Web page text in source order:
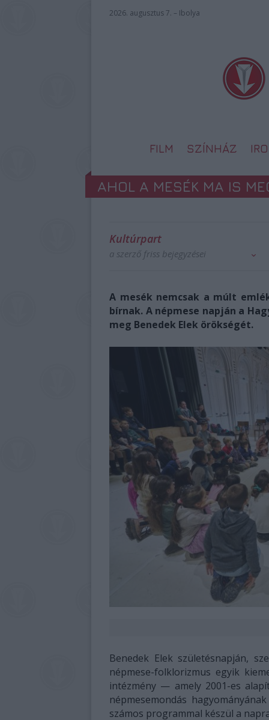
2026. augusztus 7. – Ibolya
FILM SZÍNHÁZ
AHOL A MESÉK MA IS
Kultúrpart
a szerző friss bejegyzései
A mesék nemcsak a múlt
bírnak. A népmese napján a
meg Benedek Elek örökségét.
Benedek Elek születésnapján,
népmese-folklorizmus egyik
intézmény — amely 2001-es
népmesemondás
számos programmal készül a